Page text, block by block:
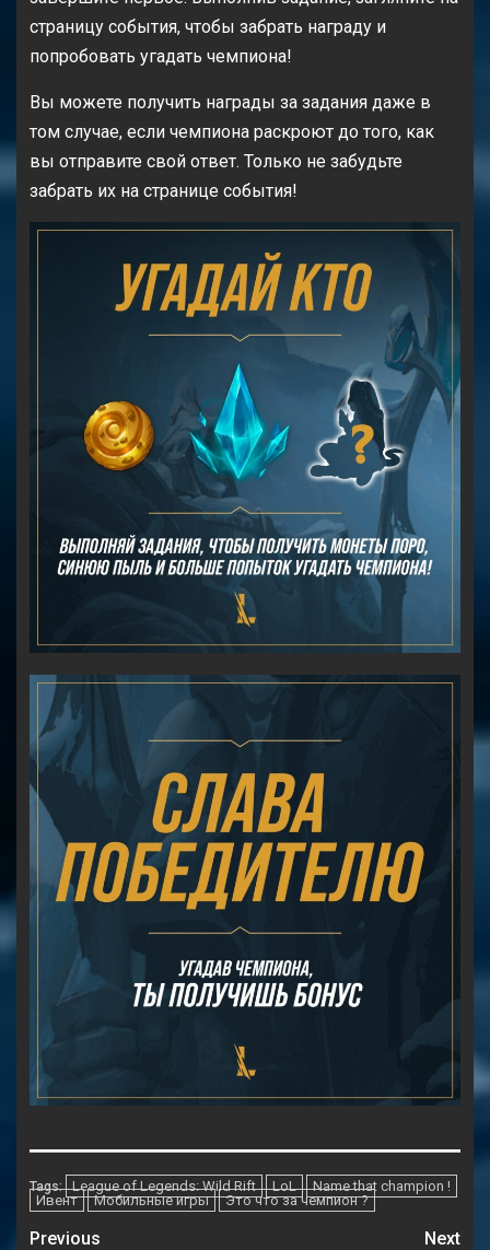
страницу события, чтобы забрать награду и
попробовать угадать чемпиона!
Вы можете получить награды за задания даже в
том случае, если чемпиона раскроют до того, как
вы отправите свой ответ. Только не забудьте
забрать их на странице события!
Tags: League of Legends: Wild Rift LoL
Name that champion !
Ивент
Мобильные игры Это что за чемпион ?
Previous
Next